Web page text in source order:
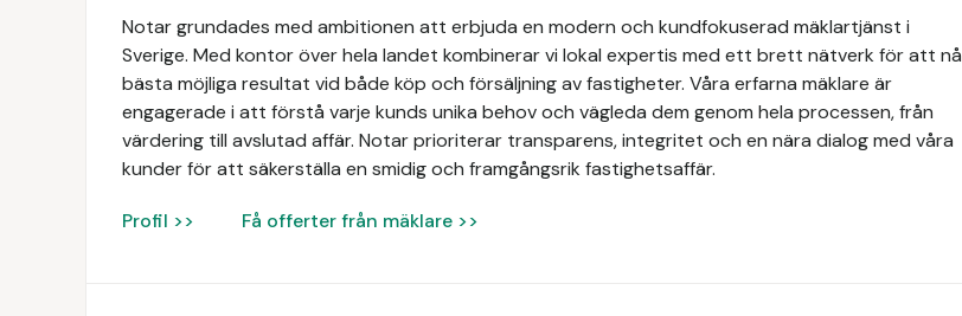
Notar grundades med ambitionen att erbjuda en modern och kundfokuserad mäklartjänst i
Sverige. Med kontor över hela landet kombinerar vi lokal expertis med ett brett nätverk för att nå
bästa möjliga resultat vid både köp och försäljning av fastigheter. Våra erfarna mäklare är
engagerade i att förstå varje kunds unika behov och vägleda dem genom hela processen, från
värdering till avslutad affär. Notar prioriterar transparens, integritet och en nära dialog med våra
kunder för att säkerställa en smidig och framgångsrik fastighetsaffär.
Profil >> Få offerter från mäklare >>